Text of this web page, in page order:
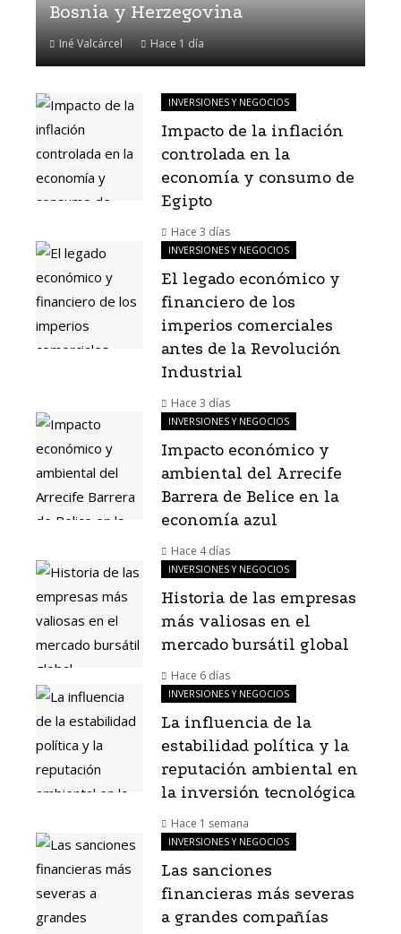
Bosnia y Herzegovina
Iné Valcárcel Hace 1 día
INVERSIONES Y NEGOCIOS
Impacto de la inflación
controlada en la
economía y consumo de
Egipto
Hace 3 días
INVERSIONES Y NEGOCIOS
El legado económico y
financiero de los
imperios comerciales
antes de la Revolución
Industrial
Hace 3 días
INVERSIONES Y NEGOCIOS
Impacto económico y
ambiental del Arrecife
Barrera de Belice en la
economía azul
Hace 4 días
INVERSIONES Y NEGOCIOS
Historia de las empresas
más valiosas en el
mercado bursátil global
Hace 6 días
INVERSIONES Y NEGOCIOS
La influencia de la
estabilidad política y la
reputación ambiental en
la inversión tecnológica
Hace 1 semana
INVERSIONES Y NEGOCIOS
Las sanciones
financieras más severas
a grandes compañías